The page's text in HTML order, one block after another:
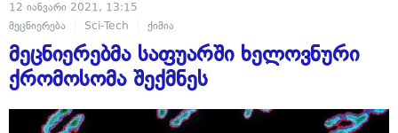
12 იანვარი 2021, 13:15
მეცნიერება
Sci-Tech ქიმია
მეცნიერებმა საფუარში ხელოვნური
ქრომოსომა შექმნეს